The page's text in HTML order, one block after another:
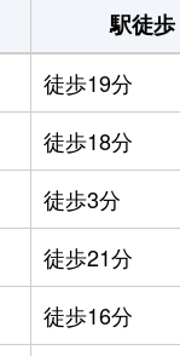
駅徒歩
徒歩19分
徒歩18分
徒歩3分
徒歩21分
徒歩16分